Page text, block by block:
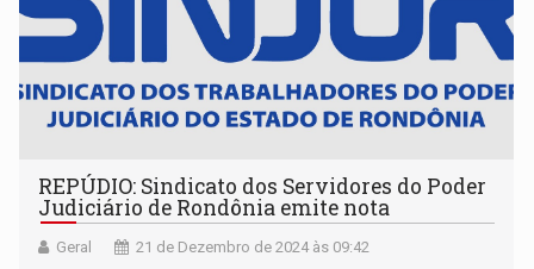
REPÚDIO: Sindicato dos Servidores do Poder
Judiciário de Rondônia emite nota
Geral 21 de Dezembro de 2024 às 09:42